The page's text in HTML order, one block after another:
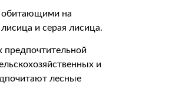
обитающими на
и серая лисица.
и
лесные